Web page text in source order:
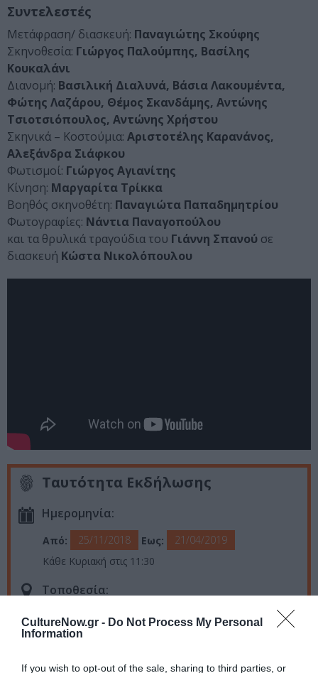
CultureNow.gr - Do Not Process My Personal
Information
If you wish to opt-out of the sale, sharing to third parties, or
Συντελεστές
Μετάφραση/ διασκευή: Παναγιώτης Σκούφης
Σκηνοθεσία: Γιώργος Παλούμπης, Βασίλης
Κουκαλάνι
Διανομή: Βασιλική Διαλυνά, Βάσια Λακουμέντα,
Φώτης Λαζάρου, Θέμος Σκανδάμης, Αντώνης
Τσιοτσιόπουλος, Αντώνης Χρήστου
Σκηνικά – Κοστούμια: Αριστοτέλης Καρανάνος,
Αλεξάνδρα Σιάφκου
Φωτισμοί: Γιώργος Αγιανίτης
Κίνηση: Μαργαρίτα Τρίκκα
Βοηθός σκηνοθέτη: Παναγιώτα Παπαδημητρίου
Φωτογραφίες: Νάντια Παναγοπούλου
και τα θρυλικά τραγούδια του Γιάννη Σπανού σε
διασκευή Κώστα Νικολόπουλου
Ταυτότητα Εκδήλωσης
Ημερομηνία:
Από: 25/11/2018 Εως:
21/04/2019
Κάθε Κυριακή στις 11:30
Τοποθεσία:
Σύγχρονο Θέατρο, Ευμολπιδών 45, Γκάζι